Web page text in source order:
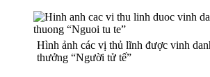
Hình ảnh các vị thủ lĩnh được vinh
thưởng “Người tử tế”